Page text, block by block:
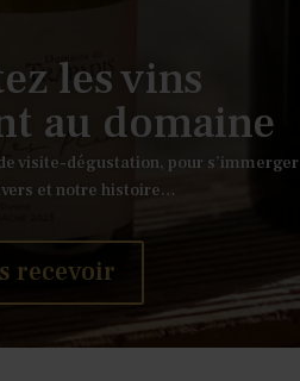
les vins
au domaine
visite-dégustation, pour s’immerger
et notre histoire…
recevoir